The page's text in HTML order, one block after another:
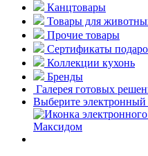
Канцтовары
Товары для
Прочие товары
Сертификаты
Коллекции кухонь
Бренды
Галерея готовых
Выберите